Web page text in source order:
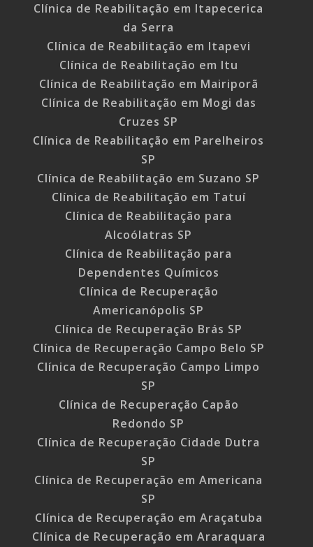
Clínica de Reabilitação em Itapecerica
da Serra
Clínica de Reabilitação em Itapevi
Clínica de Reabilitação em Itu
Clínica de Reabilitação em Mairiporã
Clínica de Reabilitação em Mogi das
Cruzes SP
Clínica de Reabilitação em Parelheiros
SP
Clínica de Reabilitação em Suzano SP
Clínica de Reabilitação em Tatuí
Clínica de Reabilitação para
Alcoólatras SP
Clínica de Reabilitação para
Dependentes Químicos
Clínica de Recuperação
Americanópolis SP
Clínica de Recuperação Brás SP
Clínica de Recuperação Campo Belo SP
Clínica de Recuperação Campo Limpo
SP
Clínica de Recuperação Capão
Redondo SP
Clínica de Recuperação Cidade Dutra
SP
Clínica de Recuperação em Americana
SP
Clínica de Recuperação em Araçatuba
Clínica de Recuperação em Araraquara